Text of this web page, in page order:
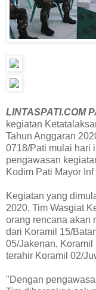
LINTASPATI.COM
kegiatan
Tahun Anggaran
0718/Pati mulai hari
pengawasan
Kodim Pati Mayor
Kegiatan yang
2020, Tim Wasgiat
orang rencana akan
dari Koramil 15/
05/Jakenan,
terahir Koramil 02/
"Dengan